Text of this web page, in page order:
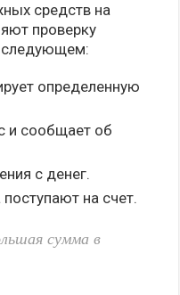
средств на
проверку
следующем:
определенную
и сообщает об
с денег.
на счет.
сумма в